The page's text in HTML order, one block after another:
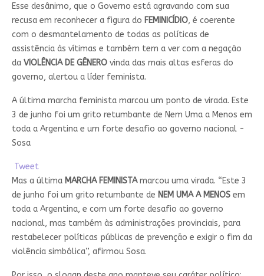
Esse desânimo, que o Governo está agravando com sua
recusa em reconhecer a figura do FEMINICÍDIO, é coerente
com o desmantelamento de todas as políticas de
assistência às vítimas e também tem a ver com a negação
da VIOLÊNCIA DE GÊNEROvinda das mais altas esferas do
governo, alertou a líder feminista.
A última marcha feminista marcou um ponto de virada. Este
3 de junho foi um grito retumbante de Nem Uma a Menos em
toda a Argentina e um forte desafio ao governo nacional -
Sosa
Tweet
Mas a última MARCHA FEMINISTAmarcou uma virada. “Este 3
de junho foi um grito retumbante de NEM UMA A MENOSem
toda a Argentina, e com um forte desafio ao governo
nacional, mas também às administrações provinciais, para
restabelecer políticas públicas de prevenção e exigir o fim da
violência simbólica”, afirmou Sosa.